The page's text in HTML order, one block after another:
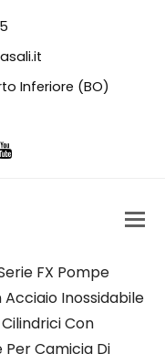
Inferiore (BO)
Youtube